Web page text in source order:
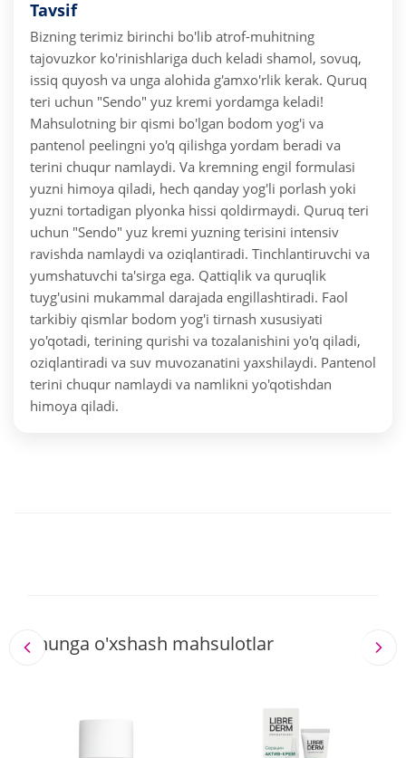
Tavsif
Bizning terimiz birinchi bo'lib atrof-muhitning
tajovuzkor ko'rinishlariga duch keladi shamol, sovuq,
issiq quyosh va unga alohida g'amxo'rlik kerak. Quruq
teri uchun "Sendo" yuz kremi yordamga keladi!
Mahsulotning bir qismi bo'lgan bodom yog'i va
pantenol peelingni yo'q qilishga yordam beradi va
terini chuqur namlaydi. Va kremning engil formulasi
yuzni himoya qiladi, hech qanday yog'li porlash yoki
yuzni tortadigan plyonka hissi qoldirmaydi. Quruq teri
uchun "Sendo" yuz kremi yuzning terisini intensiv
ravishda namlaydi va oziqlantiradi. Tinchlantiruvchi va
yumshatuvchi ta'sirga ega. Qattiqlik va quruqlik
tuyg'usini mukammal darajada engillashtiradi. Faol
tarkibiy qismlar bodom yog'i tirnash xususiyati
yo'qotadi, terining qurishi va tozalanishini yo'q qiladi,
oziqlantiradi va suv muvozanatini yaxshilaydi. Pantenol
terini chuqur namlaydi va namlikni yo'qotishdan
himoya qiladi.
Shunga o'xshash mahsulotlar